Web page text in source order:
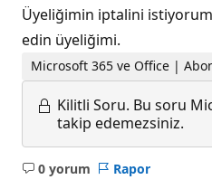
Üyeliğimin iptalini
edin üyeliğimi.
Microsoft 365 ve Office |
Kilitli Soru. Bu soru
takip edemezsiniz.
0 yorum
Açıklama Rapor